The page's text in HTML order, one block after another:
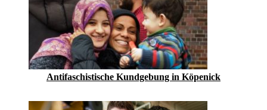
Antifaschistische Kundgebung in Köpenick